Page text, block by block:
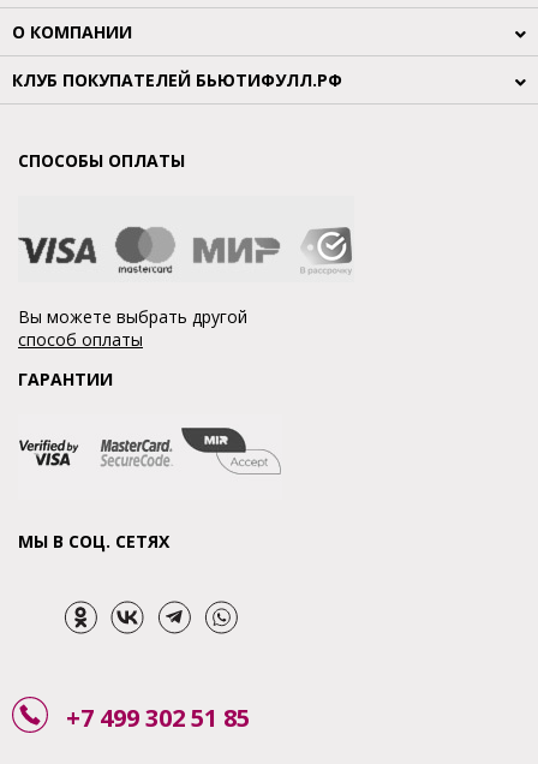
О КОМПАНИИ
КЛУБ ПОКУПАТЕЛЕЙ БЬЮТИФУЛЛ.РФ
СПОСОБЫ ОПЛАТЫ
Вы можете выбрать другой
способ оплаты
ГАРАНТИИ
МЫ В СОЦ. СЕТЯХ
+7 499 302 51 85